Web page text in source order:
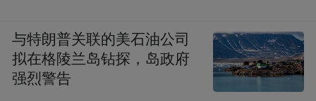
与特朗普关联的美石油公司
拟在格陵兰岛钻探，岛政府
强烈警告